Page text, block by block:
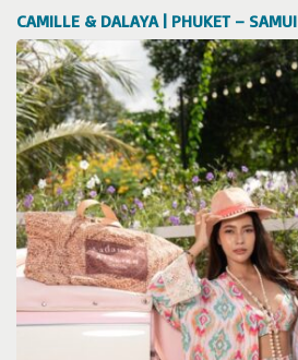
CAMILLE & DALAYA | PHUKET – SAMUI